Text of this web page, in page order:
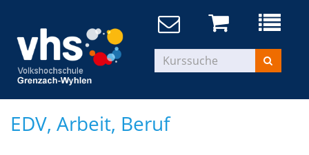
EDV, Arbeit, Beruf